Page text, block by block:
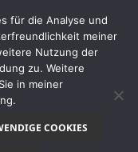
für die Analyse und
meiner
Nutzung der
zu. Weitere
in meiner
COOKIES